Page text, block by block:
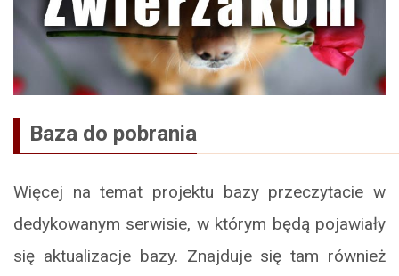
Baza do pobrania
Więcej na temat projektu bazy przeczytacie w
dedykowanym serwisie, w którym będą pojawiały
się aktualizacje bazy. Znajduje się tam również